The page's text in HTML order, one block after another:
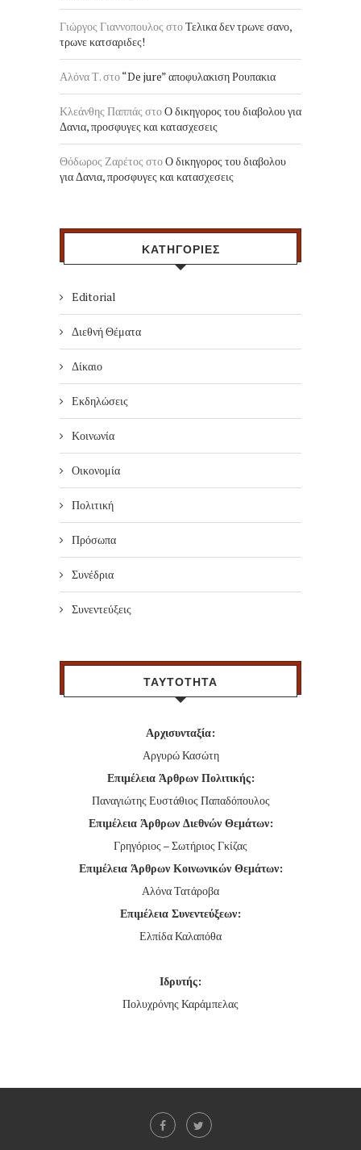
Γιώργος Γιαννοπουλος στοΤελικα δεν τρωνε σανο,
τρωνε κατσαριδες!
Αλόνα Τ.στο“De jure” αποφυλακιση Ρουπακια
Κλεάνθης Παππάς στοΟ δικηγορος του διαβολου για
Δανια, προσφυγες και κατασχεσεις
Θόδωρος Ζαρέτος στοΟ δικηγορος του διαβολου
για Δανια, προσφυγες και κατασχεσεις
ΚΑΤΗΓΟΡΙΕΣ
Editorial
Διεθνή Θέματα
Δίκαιο
Εκδηλώσεις
Κοινωνία
Οικονομία
Πολιτική
Πρόσωπα
Συνέδρια
Συνεντεύξεις
ΤΑΥΤΟΤΗΤΑ
Αρχισυνταξία:
Αργυρώ Κασώτη
Επιμέλεια Άρθρων Πολιτικής:
Παναγιώτης Ευστάθιος Παπαδόπουλος
Επιμέλεια Άρθρων Διεθνών Θεμάτων:
Γρηγόριος – Σωτήριος Γκίζας
Επιμέλεια Άρθρων Κοινωνικών Θεμάτων:
Αλόνα Τατάροβα
Επιμέλεια Συνεντεύξεων:
Ελπίδα Καλαπόθα
Ιδρυτής:
Πολυχρόνης Καράμπελας